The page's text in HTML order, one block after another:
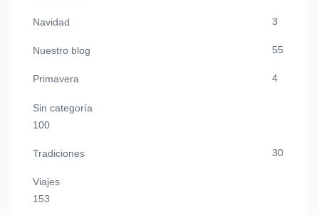
Navidad 3
Nuestro blog 55
Primavera 4
Sin categoría
100
Tradiciones 30
Viajes
153